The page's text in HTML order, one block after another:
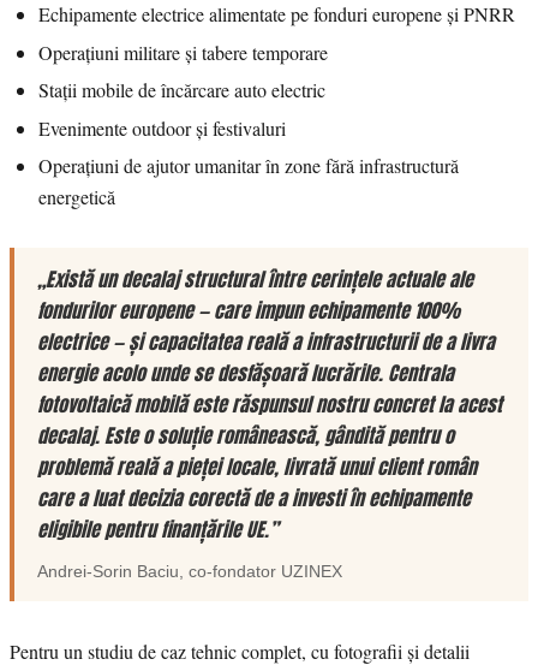
Echipamente electrice alimentate pe fonduri europene și PNRR
Operațiuni militare și tabere temporare
Stații mobile de încărcare auto electric
Evenimente outdoor și festivaluri
Operațiuni de ajutor umanitar în zone fără infrastructură
energetică
„Există un decalaj structural între cerințele actuale ale
fondurilor europene — care impun echipamente 100%
electrice — și capacitatea reală a infrastructurii de a livra
energie acolo unde se desfășoară lucrările. Centrala
fotovoltaică mobilă este răspunsul nostru concret la acest
decalaj. Este o soluție românească, gândită pentru o
problemă reală a pieței locale, livrată unui client român
care a luat decizia corectă de a investi în echipamente
eligibile pentru finanțările UE.”
Andrei-Sorin Baciu , co-fondator UZINEX
Pentru un studiu de caz tehnic complet, cu fotografii și detalii